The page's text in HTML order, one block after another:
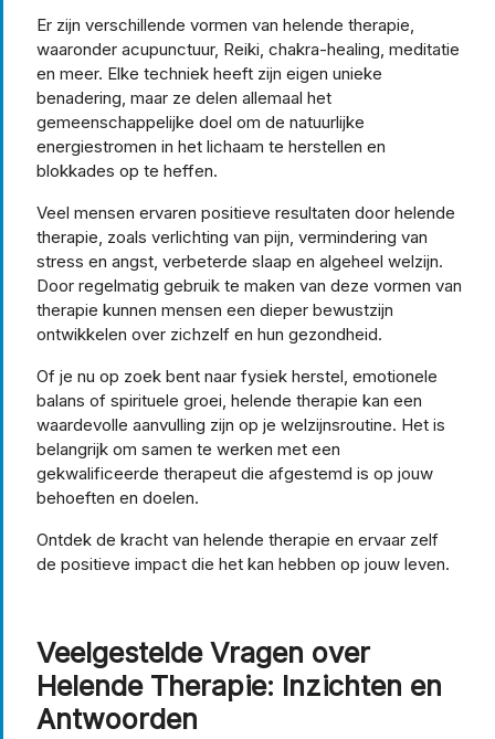
Er zijn verschillende vormen van helende therapie,
waaronder acupunctuur, Reiki, chakra-healing, meditatie
en meer. Elke techniek heeft zijn eigen unieke
benadering, maar ze delen allemaal het
gemeenschappelijke doel om de natuurlijke
energiestromen in het lichaam te herstellen en
blokkades op te heffen.
Veel mensen ervaren positieve resultaten door helende
therapie, zoals verlichting van pijn, vermindering van
stress en angst, verbeterde slaap en algeheel welzijn.
Door regelmatig gebruik te maken van deze vormen van
therapie kunnen mensen een dieper bewustzijn
ontwikkelen over zichzelf en hun gezondheid.
Of je nu op zoek bent naar fysiek herstel, emotionele
balans of spirituele groei, helende therapie kan een
waardevolle aanvulling zijn op je welzijnsroutine. Het is
belangrijk om samen te werken met een
gekwalificeerde therapeut die afgestemd is op jouw
behoeften en doelen.
Ontdek de kracht van helende therapie en ervaar zelf
de positieve impact die het kan hebben op jouw leven.
Veelgestelde Vragen over
Helende Therapie: Inzichten en
Antwoorden